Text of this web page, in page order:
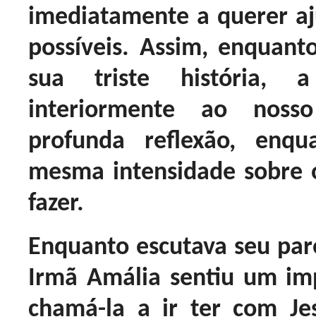
imediatamente a querer
possíveis. Assim,
sua triste história,
interiormente ao
profunda reflexão,
mesma intensidade
fazer.
Enquanto escutava seu
Irmã Amália sentiu um
chamá-la a ir ter com